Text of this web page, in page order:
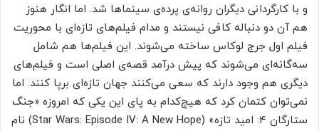
و با کارگردانی دیگران روانه‌ی پرده‌ی سینماها شد. اما انگار هنوز
هم آن دو دنباله کافی نیستند و مدام فیلم‌های تازه‌ای با محوریت
فیلم اول جرج لوکاس ساخته می‌شوند. این فیلم‌ها هم شامل
سه‌گانه‌ای می‌شوند که پیش درآمد قصه‌ی اصلی است و فیلم‌های
دیگری هم وجود دارند که سعی می‌کنند جهان تازه‌ای برپا کنند. اما
نمی‌توان کتمان کرد که هیچ‌کدام به پای این یکی که امروزه «جنگ
ستارگان ۴: امید تازه» (Star Wars: Episode IV: A New Hope) نام